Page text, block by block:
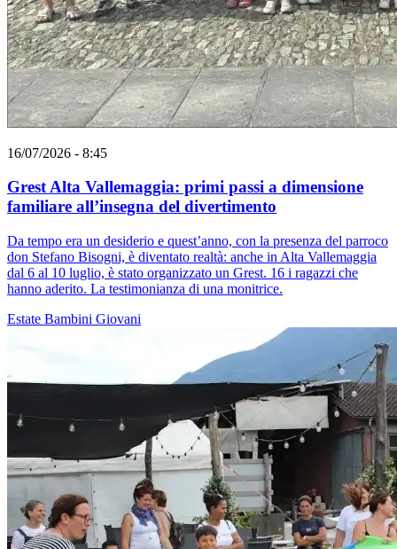
16/07/2026 - 8:45
Grest Alta Vallemaggia: primi passi a dimensione
familiare all’insegna del divertimento
Da tempo era un desiderio e quest’anno, con la presenza del parroco
don Stefano Bisogni, è diventato realtà: anche in Alta Vallemaggia
dal 6 al 10 luglio, è stato organizzato un Grest. 16 i ragazzi che
hanno aderito. La testimonianza di una monitrice.
Estate Bambini Giovani